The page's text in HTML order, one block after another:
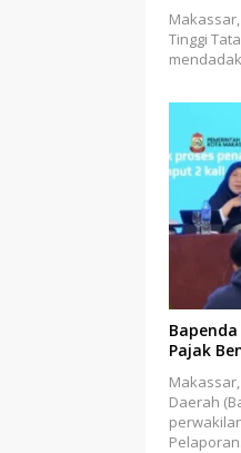
Makassar,
Tinggi
Pajak
Makassar,
Daerah